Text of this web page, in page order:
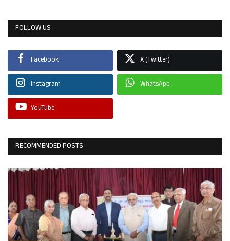
FOLLOW US
Facebook X (Twitter)
Instagram WhatsApp
YouTube
RECOMMENDED POSTS